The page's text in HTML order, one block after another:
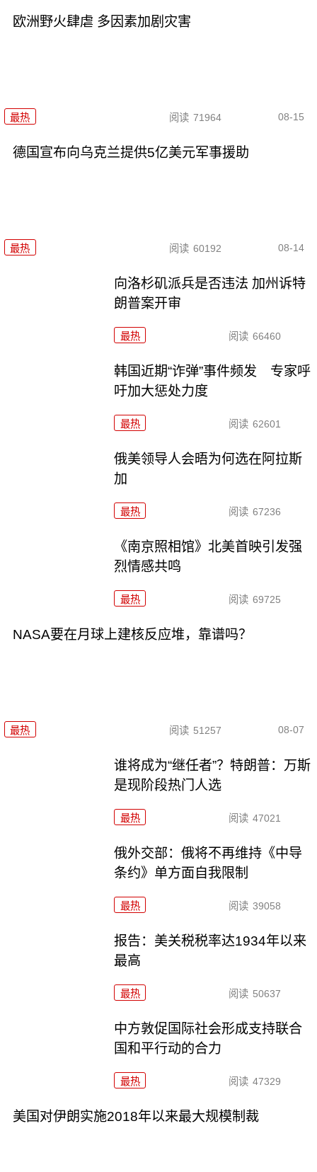
欧洲野火肆虐 多因素加剧灾害
最热 阅读 71964 08-15
德国宣布向乌克兰提供5亿美元军事援助
最热 阅读 60192 08-14
向洛杉矶派兵是否违法 加州诉特
朗普案开审
最热 阅读 66460
韩国近期“诈弹”事件频发 专家呼
吁加大惩处力度
最热 阅读 62601
俄美领导人会晤为何选在阿拉斯
加
最热 阅读 67236
《南京照相馆》北美首映引发强
烈情感共鸣
最热 阅读 69725
NASA要在月球上建核反应堆，靠谱吗？
最热 阅读 51257 08-07
谁将成为“继任者”？特朗普：万斯
是现阶段热门人选
最热 阅读 47021
俄外交部：俄将不再维持《中导
条约》单方面自我限制
最热 阅读 39058
报告：美关税税率达1934年以来
最高
最热 阅读 50637
中方敦促国际社会形成支持联合
国和平行动的合力
最热 阅读 47329
美国对伊朗实施2018年以来最大规模制裁